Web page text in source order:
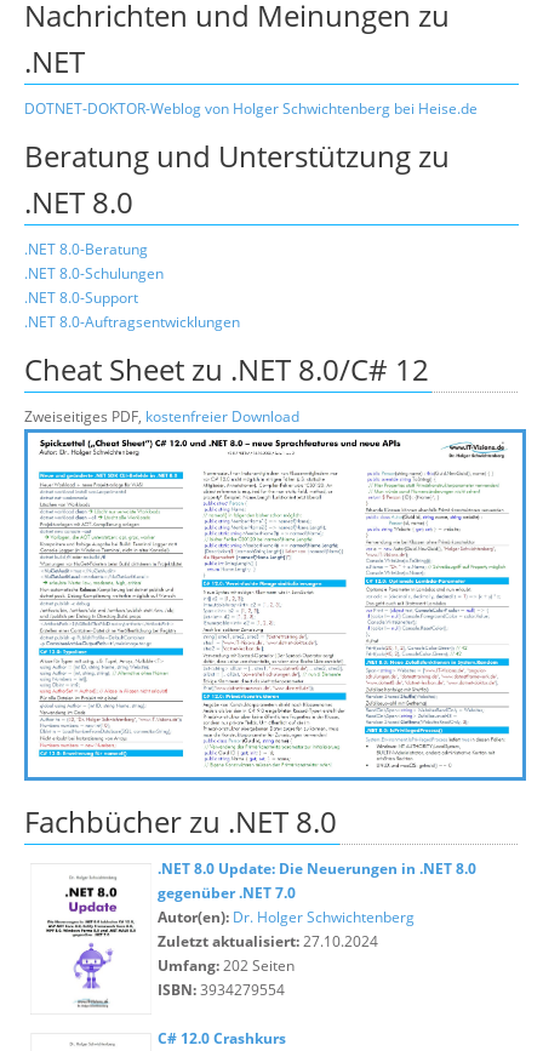
Nachrichten und Meinungen zu
.NET
DOTNET-DOKTOR-Weblog von Holger Schwichtenberg bei Heise.de
Beratung und Unterstützung zu
.NET 8.0
.NET 8.0-Beratung
.NET 8.0-Schulungen
.NET 8.0-Support
.NET 8.0-Auftragsentwicklungen
Cheat Sheet zu .NET 8.0/C# 12
Zweiseitiges PDF, kostenfreier Download
Fachbücher zu .NET 8.0
.NET 8.0 Update: Die Neuerungen in .NET 8.0
gegenüber .NET 7.0
Autor(en): Dr. Holger Schwichtenberg
Zuletzt aktualisiert:27.10.2024
Umfang:202 Seiten
ISBN:3934279554
C# 12.0 Crashkurs